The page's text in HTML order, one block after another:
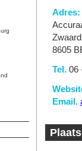
Adres:
8605
Tel.06
Email.